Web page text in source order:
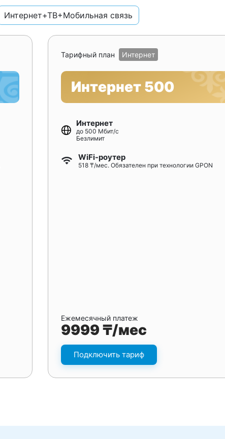
Интернет+ТВ+Мобильная связь
Тарифный план Интернет
Интернет 500
Интернет
до 500 Мбит/с
Безлимит
WiFi-роутер
518 ₸/мес. Обязателен при технологии GPON
Ежемесячный платеж
9999 ₸/мес
Подключить тариф